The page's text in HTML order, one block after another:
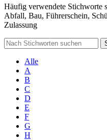
Häufig verwendete Stichworte
Abfall, Bau, Führerschein,
Zulassung
Alle
A
B
C
D
E
F
G
H